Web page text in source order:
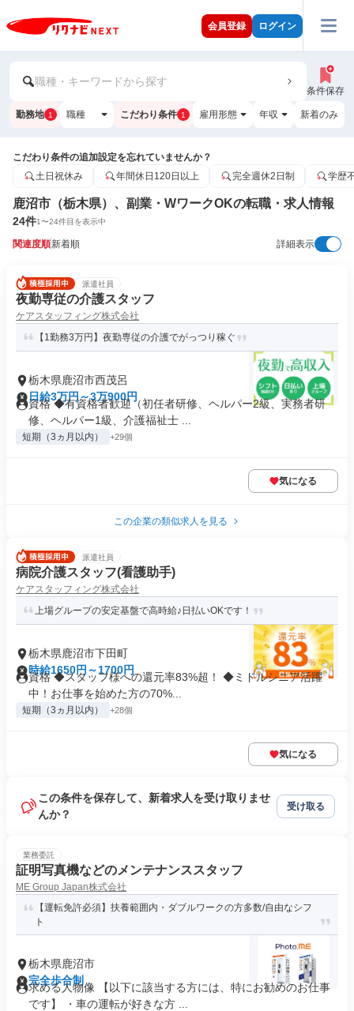
会員登録 ログイン
職種・キーワードから探す
条件保存
勤務地 1 職種 こだわり条件 1 雇用形態 年収 新着のみ
こだわり条件の追加設定を忘れていませんか？
土日祝休み
年間休日120日以上 完全週休2日制 学歴
鹿沼市（栃木県）、副業・WワークOKの転職・求人情報
24件1〜24件目を表示中
関連度順新着順 詳細表示
派遣社員
夜勤専従の介護スタッフ
ケアスタッフィング株式会社
【1勤務3万円】夜勤専従の介護でがっつり稼ぐ
栃木県鹿沼市西茂呂
日給3万円～3万900円
資格 ◆有資格者歓迎（初任者研修、ヘルパー2級、実務者研
修、ヘルパー1級、介護福祉士 ...
短期（3ヵ月以内） +29個
気になる
この企業の類似求人を見る
派遣社員
病院介護スタッフ(看護助手)
ケアスタッフィング株式会社
上場グループの安定基盤で高時給♪日払いOKです！
栃木県鹿沼市下田町
時給1650円～1700円
資格 ◆スタッフ様への還元率83%超！ ◆ミドルシニア活躍
中！お仕事を始めた方の70%...
短期（3ヵ月以内） +28個
気になる
この条件を保存して、新着求人を受け取りませ
んか？
受け取る
業務委託
証明写真機などのメンテナンススタッフ
ME Group Japan株式会社
【運転免許必須】扶養範囲内・ダブルワークの方多数/自由なシフ
ト
栃木県鹿沼市
完全歩合制
求める人物像 【以下に該当する方には、特にお勧めのお仕事
です】 ・車の運転が好きな方 ...